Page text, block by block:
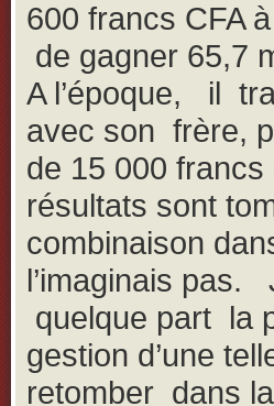
600 francs CFA
de gagner 65,7
A l’époque, il
avec son frère,
de 15 000
résultats sont
combinaison
l’imaginais pas.
quelque part la
gestion d’une
retomber dans